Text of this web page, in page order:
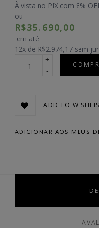
À vista no PIX com 8%
ou
R$35.690,00
em até
12x de R$2.974,17 sem
Quantidade
ADD TO
ADICIONAR AOS MEUS